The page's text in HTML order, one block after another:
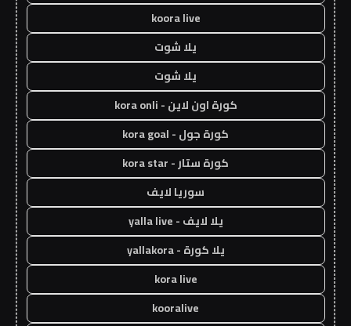
koora live
يلا شوت
يلا شوت
كورة اون لاين - kora onli
كورة جول - kora goal
كورة ستار - kora star
سوريا لايف
يلا لايف - yalla live
يلا كورة - yallakora
kora live
kooralive